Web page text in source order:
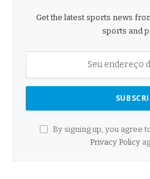
Get the latest sports news
sports and
By signing up, you agree
Privacy Policy